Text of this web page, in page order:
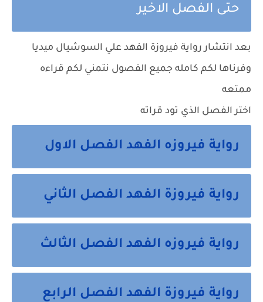
حتى الفصل الاخير
بعد انتشار رواية فيروزة الفهد علي السوشيال ميديا
وفرناها لكم كامله جميع الفصول نتمني لكم قراءه
ممتعه
اختر الفصل الذي تود قراته
رواية فيروزه الفهد الفصل الاول
رواية فيروزة الفهد الفصل الثاني
رواية فيروزه الفهد الفصل الثالث
رواية فيروزة الفهد الفصل الرابع